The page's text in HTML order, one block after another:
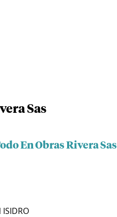
Sas
En Obras Rivera Sas
ISIDRO